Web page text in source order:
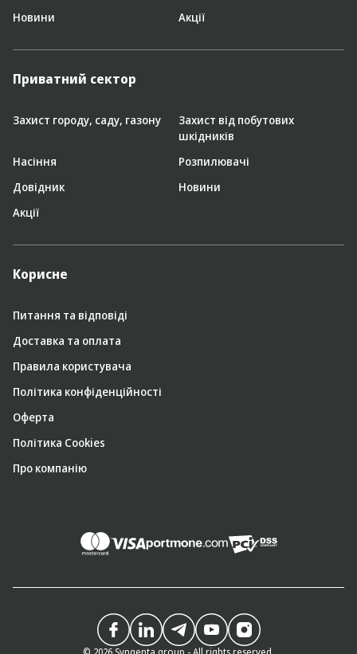
Новини
Акції
Приватний сектор
Захист городу, саду, газону
Захист від побутових
шкідників
Насіння
Розпилювачі
Довідник
Новини
Акції
Корисне
Питання та відповіді
Доставка та оплата
Правила користувача
Політика конфіденційності
Оферта
Політика Cookies
Про компанію